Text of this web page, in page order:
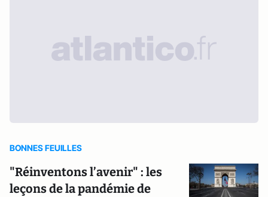
BONNES FEUILLES
"Réinventons l’avenir" : les
leçons de la pandémie de